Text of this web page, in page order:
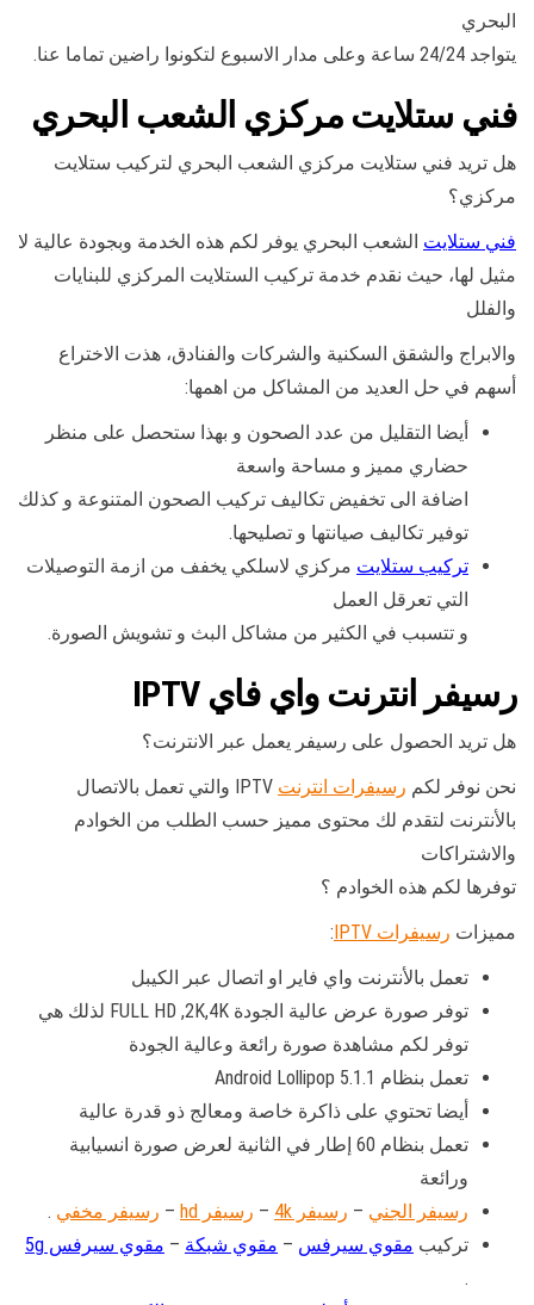
البحري
يتواجد 24/24 ساعة وعلى مدار الاسبوع لتكونوا راضين تماما عنا.
فني ستلايت مركزي الشعب البحري
هل تريد فني ستلايت مركزي الشعب البحري لتركيب ستلايت
مركزي؟
فني ستلايت الشعب البحري يوفر لكم هذه الخدمة وبجودة عالية لا
مثيل لها، حيث نقدم خدمة تركيب الستلايت المركزي للبنايات
والفلل
والابراج والشقق السكنية والشركات والفنادق، هذت الاختراع
أسهم في حل العديد من المشاكل من اهمها:
أيضا التقليل من عدد الصحون و بهذا ستحصل على منظر
حضاري مميز و مساحة واسعة
اضافة الى تخفيض تكاليف تركيب الصحون المتنوعة و كذلك
توفير تكاليف صيانتها و تصليحها.
تركيب ستلايت مركزي لاسلكي يخفف من ازمة التوصيلات
التي تعرقل العمل
و تتسبب في الكثير من مشاكل البث و تشويش الصورة.
رسيفر انترنت واي فاي IPTV
هل تريد الحصول على رسيفر يعمل عبر الانترنت؟
نحن نوفر لكم رسيفرات انترنت
IPTV والتي تعمل بالاتصال
بالأنترنت لتقدم لك محتوى مميز حسب الطلب من الخوادم
والاشتراكات
توفرها لكم هذه الخوادم ؟
مميزات رسيفرات IPTV
:
تعمل بالأنترنت واي فاير او اتصال عبر الكيبل
توفر صورة عرض عالية الجودة FULL HD ,2K,4K لذلك هي
توفر لكم مشاهدة صورة رائعة وعالية الجودة
تعمل بنظام Android Lollipop 5.1.1
أيضا تحتوي على ذاكرة خاصة ومعالج ذو قدرة عالية
تعمل بنظام 60 إطار في الثانية لعرض صورة انسيابية
ورائعة
رسيفر الجني – رسيفر 4k – رسيفر hd – رسيفر مخفي .
تركيب مقوي سيرفس – مقوي شبكة – مقوي سيرفس 5g
.